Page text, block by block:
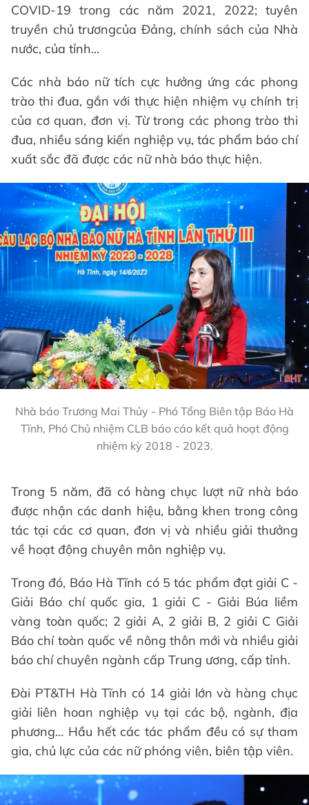
COVID-19 trong các năm 2021, 2022; tuyên
truyền chủ trươngcủa Đảng, chính sách của Nhà
nước, của tỉnh...
Các nhà báo nữ tích cực hưởng ứng các phong
trào thi đua, gắn với thực hiện nhiệm vụ chính trị
của cơ quan, đơn vị. Từ trong các phong trào thi
đua, nhiều sáng kiến nghiệp vụ, tác phẩm báo chí
xuất sắc đã được các nữ nhà báo thực hiện.
Nhà báo Trương Mai Thủy - Phó Tổng Biên tập Báo Hà
Tĩnh, Phó Chủ nhiệm CLB báo cáo kết quả hoạt động
nhiệm kỳ 2018 - 2023.
Trong 5 năm, đã có hàng chục lượt nữ nhà báo
được nhận các danh hiệu, bằng khen trong công
tác tại các cơ quan, đơn vị và nhiều giải thưởng
về hoạt động chuyên môn nghiệp vụ.
Trong đó, Báo Hà Tĩnh có 5 tác phẩm đạt giải C -
Giải Báo chí quốc gia, 1 giải C - Giải Búa liềm
vàng toàn quốc; 2 giải A, 2 giải B, 2 giải C Giải
Báo chí toàn quốc về nông thôn mới và nhiều giải
báo chí chuyên ngành cấp Trung ương, cấp tỉnh.
Đài PT&TH Hà Tĩnh có 14 giải lớn và hàng chục
giải liên hoan nghiệp vụ tại các bộ, ngành, địa
phương… Hầu hết các tác phẩm đều có sự tham
gia, chủ lực của các nữ phóng viên, biên tập viên.